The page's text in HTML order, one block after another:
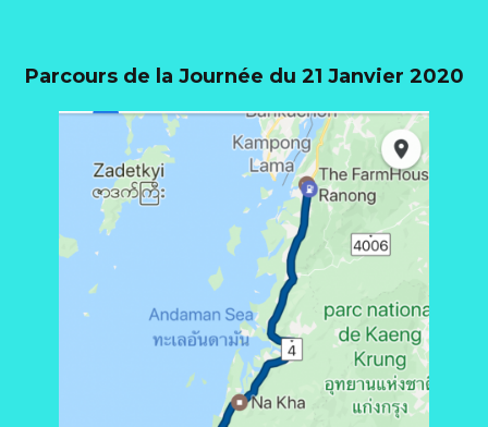
Parcours de la Journée du 21 Janvier 2020